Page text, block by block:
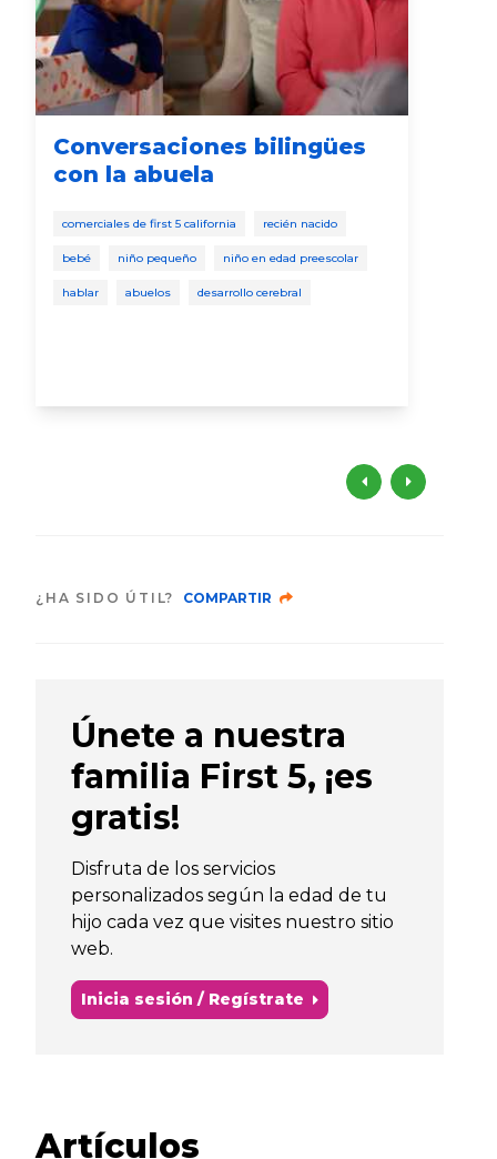
Conversaciones bilingües
con la abuela
comerciales de first 5 california recién nacido
bebé niño pequeño niño en edad preescolar
hablar abuelos desarrollo cerebral
¿HA SIDO ÚTIL? COMPARTIR
Únete a nuestra
familia First 5, ¡es
gratis!
Disfruta de los servicios
personalizados según la edad de tu
hijo cada vez que visites nuestro sitio
web.
Inicia sesión / Regístrate
Artículos